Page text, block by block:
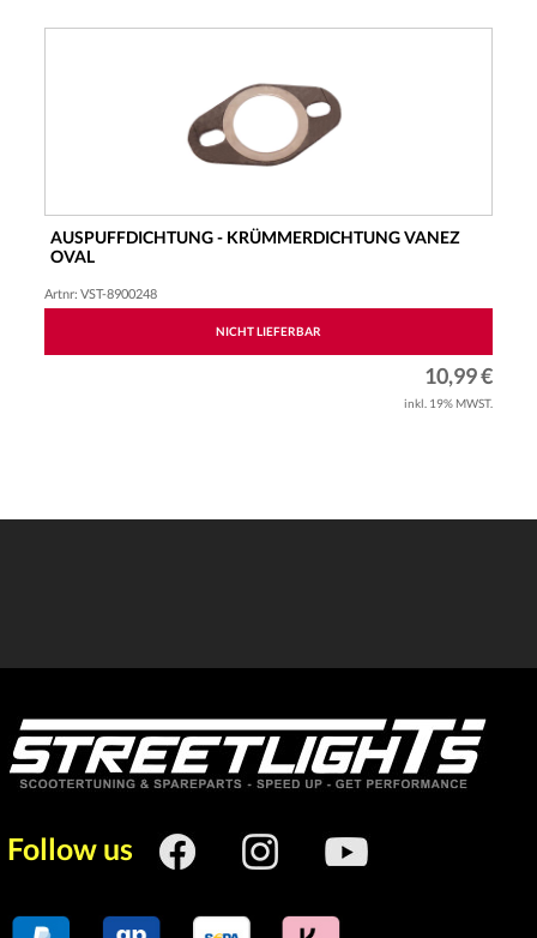
AUSPUFFDICHTUNG - KRÜMMERDICHTUNG VANEZ
OVAL
Artnr: VST-8900248
NICHT LIEFERBAR
10,99 €
inkl. 19% MWST.
Follow us